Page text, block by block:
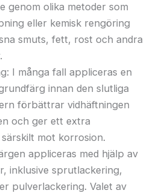
genom olika metoder som
eller kemisk rengöring
smuts, fett, rost och andra
I många fall appliceras en
innan den slutliga
förbättrar vidhäftningen
och ger ett extra
mot korrosion.
appliceras med hjälp av
inklusive sprutlackering,
pulverlackering. Valet av